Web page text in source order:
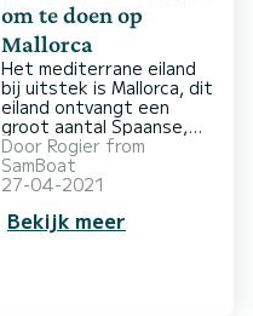
om te doen op
Mallorca
Het mediterrane eiland
bij uitstek is Mallorca, dit
eiland ontvangt een
groot aantal Spaanse,
Nederlandse en andere
buitenlandse toeristen
die willen genieten van
Samen met de eilanden
Door Rogier from
SamBoat
27-04-2021
Bekijk meer